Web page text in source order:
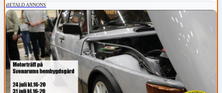
BETALD ANNONS